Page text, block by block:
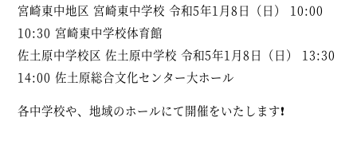
宮崎東中地区 宮崎東中学校 令和5年1月8日（日） 10:00
10:30 宮崎東中学校体育館
佐土原中学校区 佐土原中学校 令和5年1月8日（日） 13:30
14:00 佐土原総合文化センター大ホール
各中学校や、地域のホールにて開催をいたします❗